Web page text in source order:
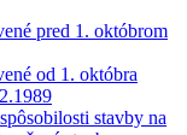
pred 1. októbrom
od 1. októbra
stavby na